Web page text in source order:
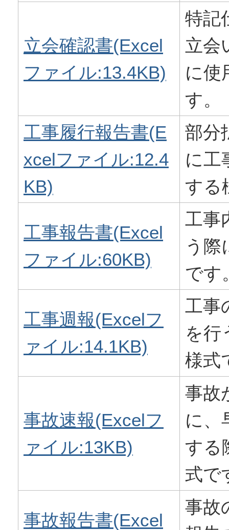
立会確認書(Excel
ファイル:13.4KB)
特記
立会
に使
す。
工事履行報告書(E
xcelファイル:12.4
KB)
部分
に工
する
工事報告書(Excel
ファイル:60KB)
工事
う際
です
工事週報(Excelフ
ァイル:14.1KB)
工事
を行
様式
事故速報(Excelフ
ァイル:13KB)
事故
に、
する
式で
事故報告書(Excel
事故